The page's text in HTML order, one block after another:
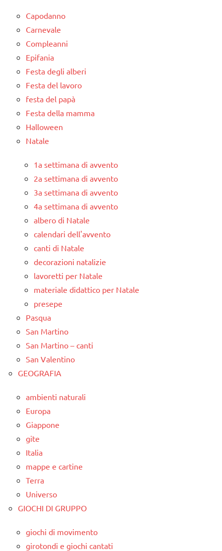
TUTTI GLI
Capodanno
Carnevale
Compleanni
Epifania
Festa degli alberi
Festa del lavoro
festa del papà
Festa della mamma
Halloween
Natale
1a settimana di avvento
2a settimana di avvento
3a settimana di avvento
4a settimana di avvento
albero di Natale
calendari dell'avvento
canti di Natale
decorazioni natalizie
lavoretti per Natale
materiale didattico per Natale
presepe
Pasqua
San Martino
San Martino – canti
San Valentino
GEOGRAFIA
ambienti naturali
Europa
Giappone
gite
Italia
mappe e cartine
Terra
Universo
GIOCHI DI GRUPPO
giochi di movimento
girotondi e giochi cantati